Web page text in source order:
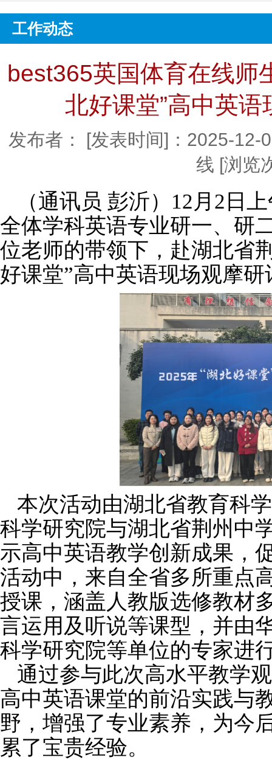
工作动态
best365英国体育在线师
北好课堂”高中英
发布者：
[发表时间]：2025-12-
线 [浏览
（通讯员 彭沂）12月2日
全体学科英语专业研一、研
位老师的带领下，赴湖北省
好课堂”高中英语现场观摩研
本次活动由湖北省教育科
科学研究院与湖北省荆州中
示高中英语教学创新成果，
活动中，来自全省多所重点
授课，涵盖人教版选修教材
言运用及听说等课型，并由
科学研究院等单位的专家进
通过参与此次高水平教学
高中英语课堂的前沿实践与
野，增强了专业素养，为今
累了宝贵经验。